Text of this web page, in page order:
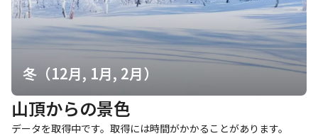
冬（12月, 1月, 2月）
山頂からの景色
データを取得中です。取得には時間がかかることがあります。